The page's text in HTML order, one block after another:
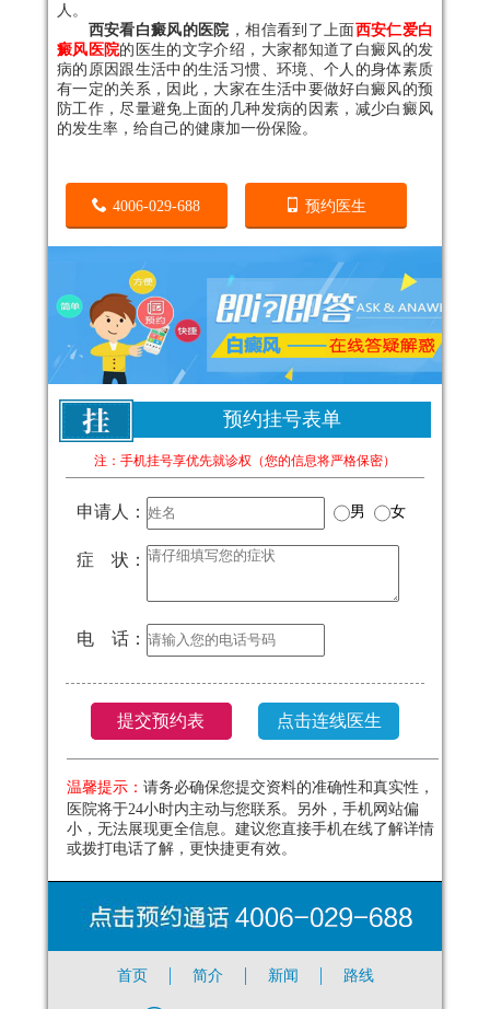
人。
西安看白癜风的医院 ，相信看到了上面西安仁爱白
癜风医院的医生的文字介绍，大家都知道了白癜风的发
病的原因跟生活中的生活习惯、环境、个人的身体素质
有一定的关系，因此，大家在生活中要做好白癜风的预
防工作，尽量避免上面的几种发病的因素，减少白癜风
的发生率，给自己的健康加一份保险。
4006-029-688 预约医生
预约挂号表单
注：手机挂号享优先就诊权（您的信息将严格保密）
申请人： 男 女
症 状：
电 话：
温馨提示： 请务必确保您提交资料的准确性和真实性，
医院将于24小时内主动与您联系。另外，手机网站偏
小，无法展现更全信息。建议您直接手机在线了解详情
或拨打电话了解，更快捷更有效。
首页 简介 新闻 路线